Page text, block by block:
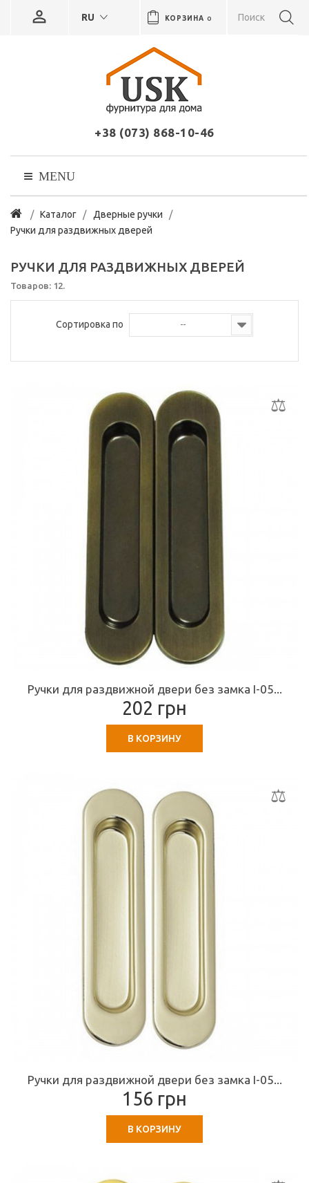
КОРЗИНА 0
RU
+38 (073) 868-10-46
MENU
Каталог
Дверные ручки
Ручки для раздвижных дверей
РУЧКИ ДЛЯ РАЗДВИЖНЫХ ДВЕРЕЙ
Товаров: 12.
Сортировка по --
Ручки для раздвижной двери без замка I-05...
202 грн
В КОРЗИНУ
Ручки для раздвижной двери без замка I-05...
156 грн
В КОРЗИНУ